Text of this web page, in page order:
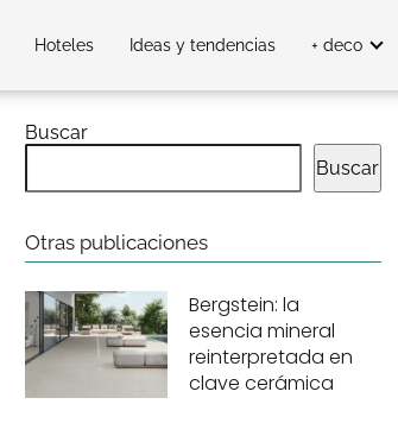
Hoteles Ideas y tendencias + deco
Buscar
Buscar
Otras publicaciones
Bergstein: la
esencia mineral
reinterpretada en
clave cerámica